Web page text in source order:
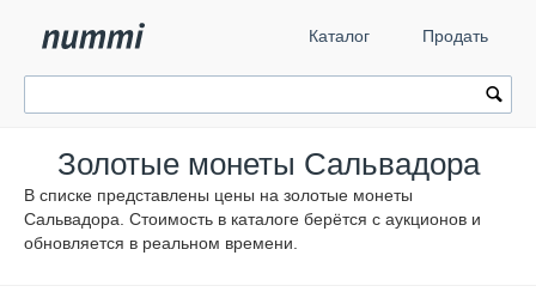
Каталог Продать
Золотые монеты Сальвадора
В списке представлены цены на золотые монеты
Сальвадора. Стоимость в каталоге берётся с аукционов и
обновляется в реальном времени.